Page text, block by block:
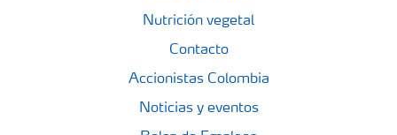
Nutrición vegetal
Contacto
Accionistas Colombia
Noticias y eventos